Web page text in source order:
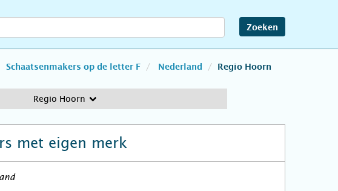
Zoeken
Schaatsenmakers op de letter F Nederland Regio Hoorn
Regio Hoorn
met eigen merk